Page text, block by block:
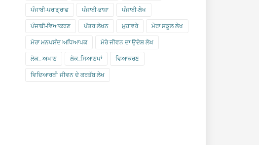
ਪੰਜਾਬੀ-ਪਰਾਗ੍ਰਾਫ ਪੰਜਾਬੀ-ਭਾਸ਼ਾ ਪੰਜਾਬੀ-ਲੇਖ
ਪੰਜਾਬੀ-ਵਿਆਕਰਣ ਪੱਤਰ ਲੇਖਨ ਮੁਹਾਵਰੇ ਮੇਰਾ ਸਕੂਲ ਲੇਖ
ਮੇਰਾ ਮਨਪਸੰਦ ਅਧਿਆਪਕ ਮੇਰੇ ਜੀਵਨ ਦਾ ਉਦੇਸ਼ ਲੇਖ
ਲੋਕ_ ਅਖਾਣ ਲੋਕ_ਸਿਆਣਪਾਂ ਵਿਆਕਰਣ
ਵਿਦਿਆਰਥੀ ਜੀਵਨ ਦੇ ਕਰਤੱਬ ਲੇਖ